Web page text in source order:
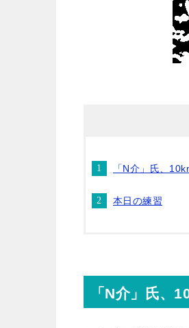
「N介」氏、
本日の練習
「N介」氏、